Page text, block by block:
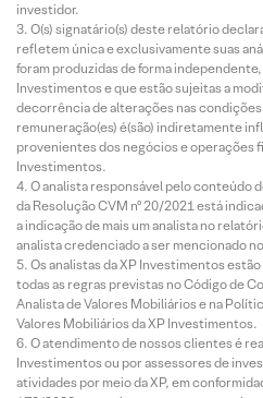
investidor.
O(s) signatário(s) deste relatório
refletem única e exclusivamente suas
foram produzidas de forma
Investimentos e que estão sujeitas a
decorrência de alterações nas condições
remuneração(es) é(são) indiretamente
provenientes dos negócios e operações
Investimentos.
O analista responsável pelo conteúdo
da Resolução CVM nº 20/2021 está
a indicação de mais um analista no
analista credenciado a ser mencionado
Os analistas da XP Investimentos
todas as regras previstas no Código de
Analista de Valores Mobiliários e na
Valores Mobiliários da XP Investimentos.
O atendimento de nossos clientes é
Investimentos ou por assessores de
atividades por meio da XP, em